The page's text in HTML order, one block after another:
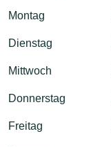
Montag
Dienstag
Mittwoch
Donnerstag
Freitag